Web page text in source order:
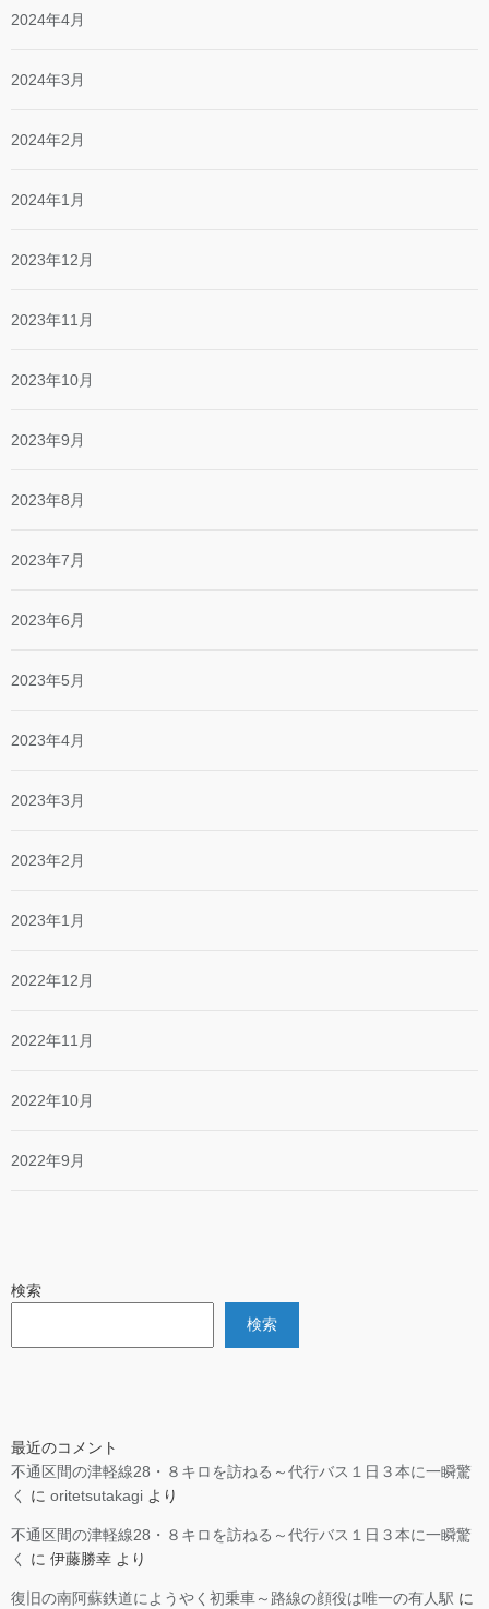
2024年4月
2024年3月
2024年2月
2024年1月
2023年12月
2023年11月
2023年10月
2023年9月
2023年8月
2023年7月
2023年6月
2023年5月
2023年4月
2023年3月
2023年2月
2023年1月
2022年12月
2022年11月
2022年10月
2022年9月
検索
検索
最近のコメント
不通区間の津軽線28・８キロを訪ねる～代行バス１日３本に一瞬驚
く
に oritetsutakagi より
不通区間の津軽線28・８キロを訪ねる～代行バス１日３本に一瞬驚
く
に 伊藤勝幸 より
復旧の南阿蘇鉄道にようやく初乗車～路線の顔役は唯一の有人駅 に